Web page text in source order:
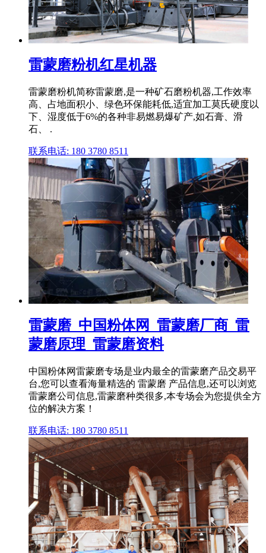
雷蒙磨粉机红星机器
雷蒙磨粉机简称雷蒙磨,是一种矿石磨粉机器,工作效率
高、占地面积小、绿色环保能耗低,适宜加工莫氏硬度以
下、湿度低于6%的各种非易燃易爆矿产,如石膏、滑
石、 .
联系电话: 180 3780 8511
雷蒙磨_中国粉体网_雷蒙磨厂商_雷
蒙磨原理_雷蒙磨资料
中国粉体网雷蒙磨专场是业内最全的雷蒙磨产品交易平
台,您可以查看海量精选的 雷蒙磨 产品信息,还可以浏览
雷蒙磨公司信息,雷蒙磨种类很多,本专场会为您提供全方
位的解决方案！
联系电话: 180 3780 8511